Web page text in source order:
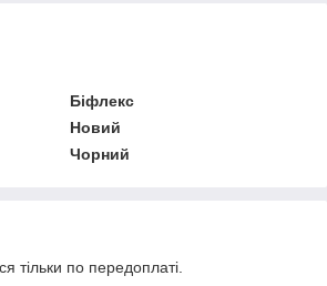
Біфлекс
Новий
Чорний
тільки по передоплаті.